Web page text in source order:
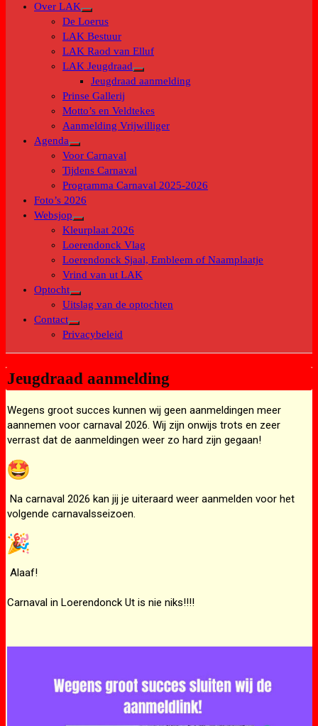
Over LAK
Toon
submenu
De Loerus
LAK Bestuur
LAK Raod van Elluf
LAK Jeugdraad
Toon
Jeugdraad aanmelding
Prinse Gallerij
Motto’s en Veldtekes
Aanmelding Vrijwilliger
Agenda
Toon
submenu
Voor Carnaval
Tijdens Carnaval
Programma Carnaval 2025-2026
Foto’s 2026
Websjop
Toon
submenu
Kleurplaat 2026
Loerendonck Vlag
Loerendonck Sjaal, Embleem of Naamplaatje
Vrind van ut LAK
Optocht
Toon
submenu
Uitslag van de optochten
Contact
Toon
submenu
Privacybeleid
Jeugdraad aanmelding
Wegens groot succes kunnen wij geen aanmeldingen meer
aannemen voor carnaval 2026. Wij zijn onwijs trots en zeer
verrast dat de aanmeldingen weer zo hard zijn gegaan!
Na carnaval 2026 kan jij je uiteraard weer aanmelden voor het
volgende carnavalsseizoen.
Alaaf!
Carnaval in Loerendonck Ut is nie niks!!!!